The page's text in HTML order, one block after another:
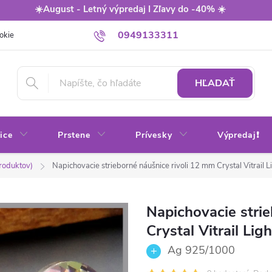
☀️August - Letný výpredaj I Zľavy do -40% ☀️
0949133311
Obchodné podmienky
HĽADAŤ
Prstene Prívesky Výpredaj❗
Napichovacie strieborné náušnice rivoli 12 mm Crystal Vitrail
Napichovacie
Crystal Vitrail
Ag 925/1000